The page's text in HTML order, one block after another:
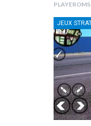
PLAYEROMS